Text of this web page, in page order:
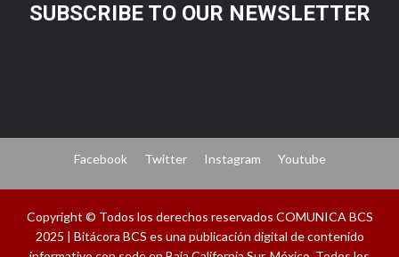
SUBSCRIBE TO OUR NEWSLETTER
Facebook Twitter Instagram Youtube
Copyright © Todos los derechos reservados COMUNICA BCS
2025 | Bitácora BCS es una publicación digital de contenido